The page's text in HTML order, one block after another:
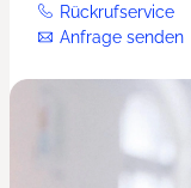
Rückrufservice
Anfrage senden